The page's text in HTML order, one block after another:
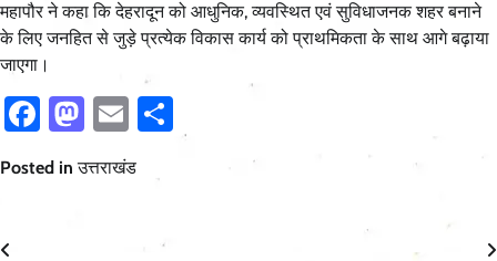
महापौर ने कहा कि देहरादून को आधुनिक, व्यवस्थित एवं सुविधाजनक शहर बनाने
के लिए जनहित से जुड़े प्रत्येक विकास कार्य को प्राथमिकता के साथ आगे बढ़ाया
जाएगा।
Facebook
Mastodon
Email
Posted inउत्तराखंड